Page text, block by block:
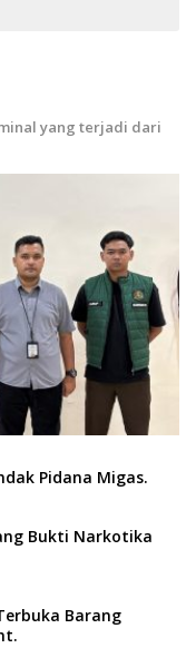
yang terjadi dari
Pidana Migas.
Bukti Narkotika
Barang